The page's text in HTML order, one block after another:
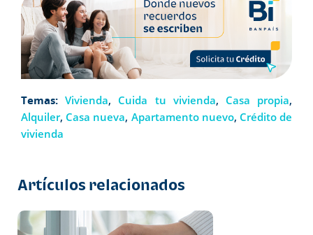
Temas: Vivienda, Cuida tu vivienda, Casa propia,
Alquiler, Casa nueva, Apartamento nuevo, Crédito de
vivienda
Artículos relacionados